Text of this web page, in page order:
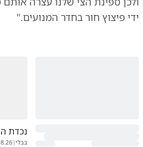
ידי פיצוץ חור בחדר המנועים."
נכדת
בבלי|